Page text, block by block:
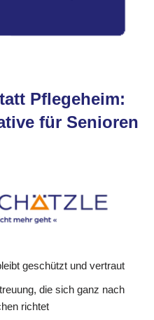
Pflegeheim:
für Senioren
geschützt und vertraut
die sich ganz nach
richtet